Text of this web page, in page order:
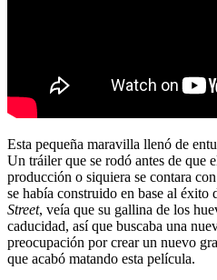
Esta pequeña maravilla llenó de
Un tráiler que se rodó antes de que
producción o siquiera se contara
se había construido en base al éxito
Street, veía que su gallina de los
caducidad, así que buscaba una
preocupación por crear un nuevo
que acabó matando esta película.